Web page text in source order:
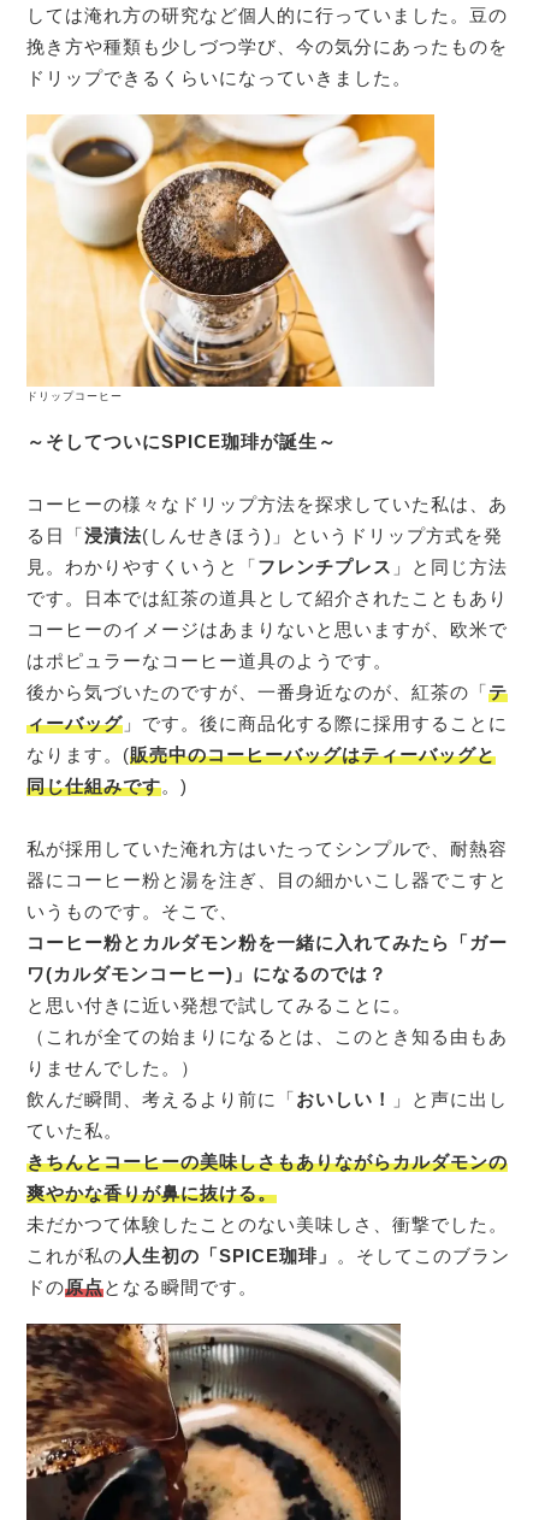
しては淹れ方の研究など個人的に行っていました。豆の
挽き方や種類も少しづつ学び、今の気分にあったものを
ドリップできるくらいになっていきました。
ドリップコーヒー
～そしてついにSPICE珈琲が誕生～
コーヒーの様々なドリップ方法を探求していた私は、あ
る日「浸漬法(しんせきほう)」というドリップ方式を発
見。わかりやすくいうと「フレンチプレス 」と同じ方法
です。日本では紅茶の道具として紹介されたこともあり
コーヒーのイメージはあまりないと思いますが、欧米で
はポピュラーなコーヒー道具のようです。
後から気づいたのですが、一番身近なのが、紅茶の「テ
ィーバッグ 」です。後に商品化する際に採用することに
なります。(販売中のコーヒーバッグはティーバッグと
同じ仕組みです。)
私が採用していた淹れ方はいたってシンプルで、耐熱容
器にコーヒー粉と湯を注ぎ、目の細かいこし器でこすと
いうものです。そこで、
コーヒー粉とカルダモン粉を一緒に入れてみたら「ガー
ワ(カルダモンコーヒー)」になるのでは？
と思い付きに近い発想で試してみることに。
（これが全ての始まりになるとは、このとき知る由もあ
りませんでした。）
飲んだ瞬間、考えるより前に「おいしい！
」と声に出し
ていた私。
きちんとコーヒーの美味しさもありながらカルダモンの
爽やかな香りが鼻に抜ける。
未だかつて体験したことのない美味しさ、衝撃でした。
これが私の 人生初の「SPICE珈琲」 。そしてこのブラン
ドの原点となる瞬間です。